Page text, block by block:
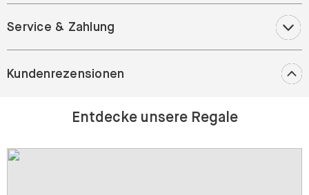
Service & Zahlung
Kundenrezensionen
Entdecke unsere Regale